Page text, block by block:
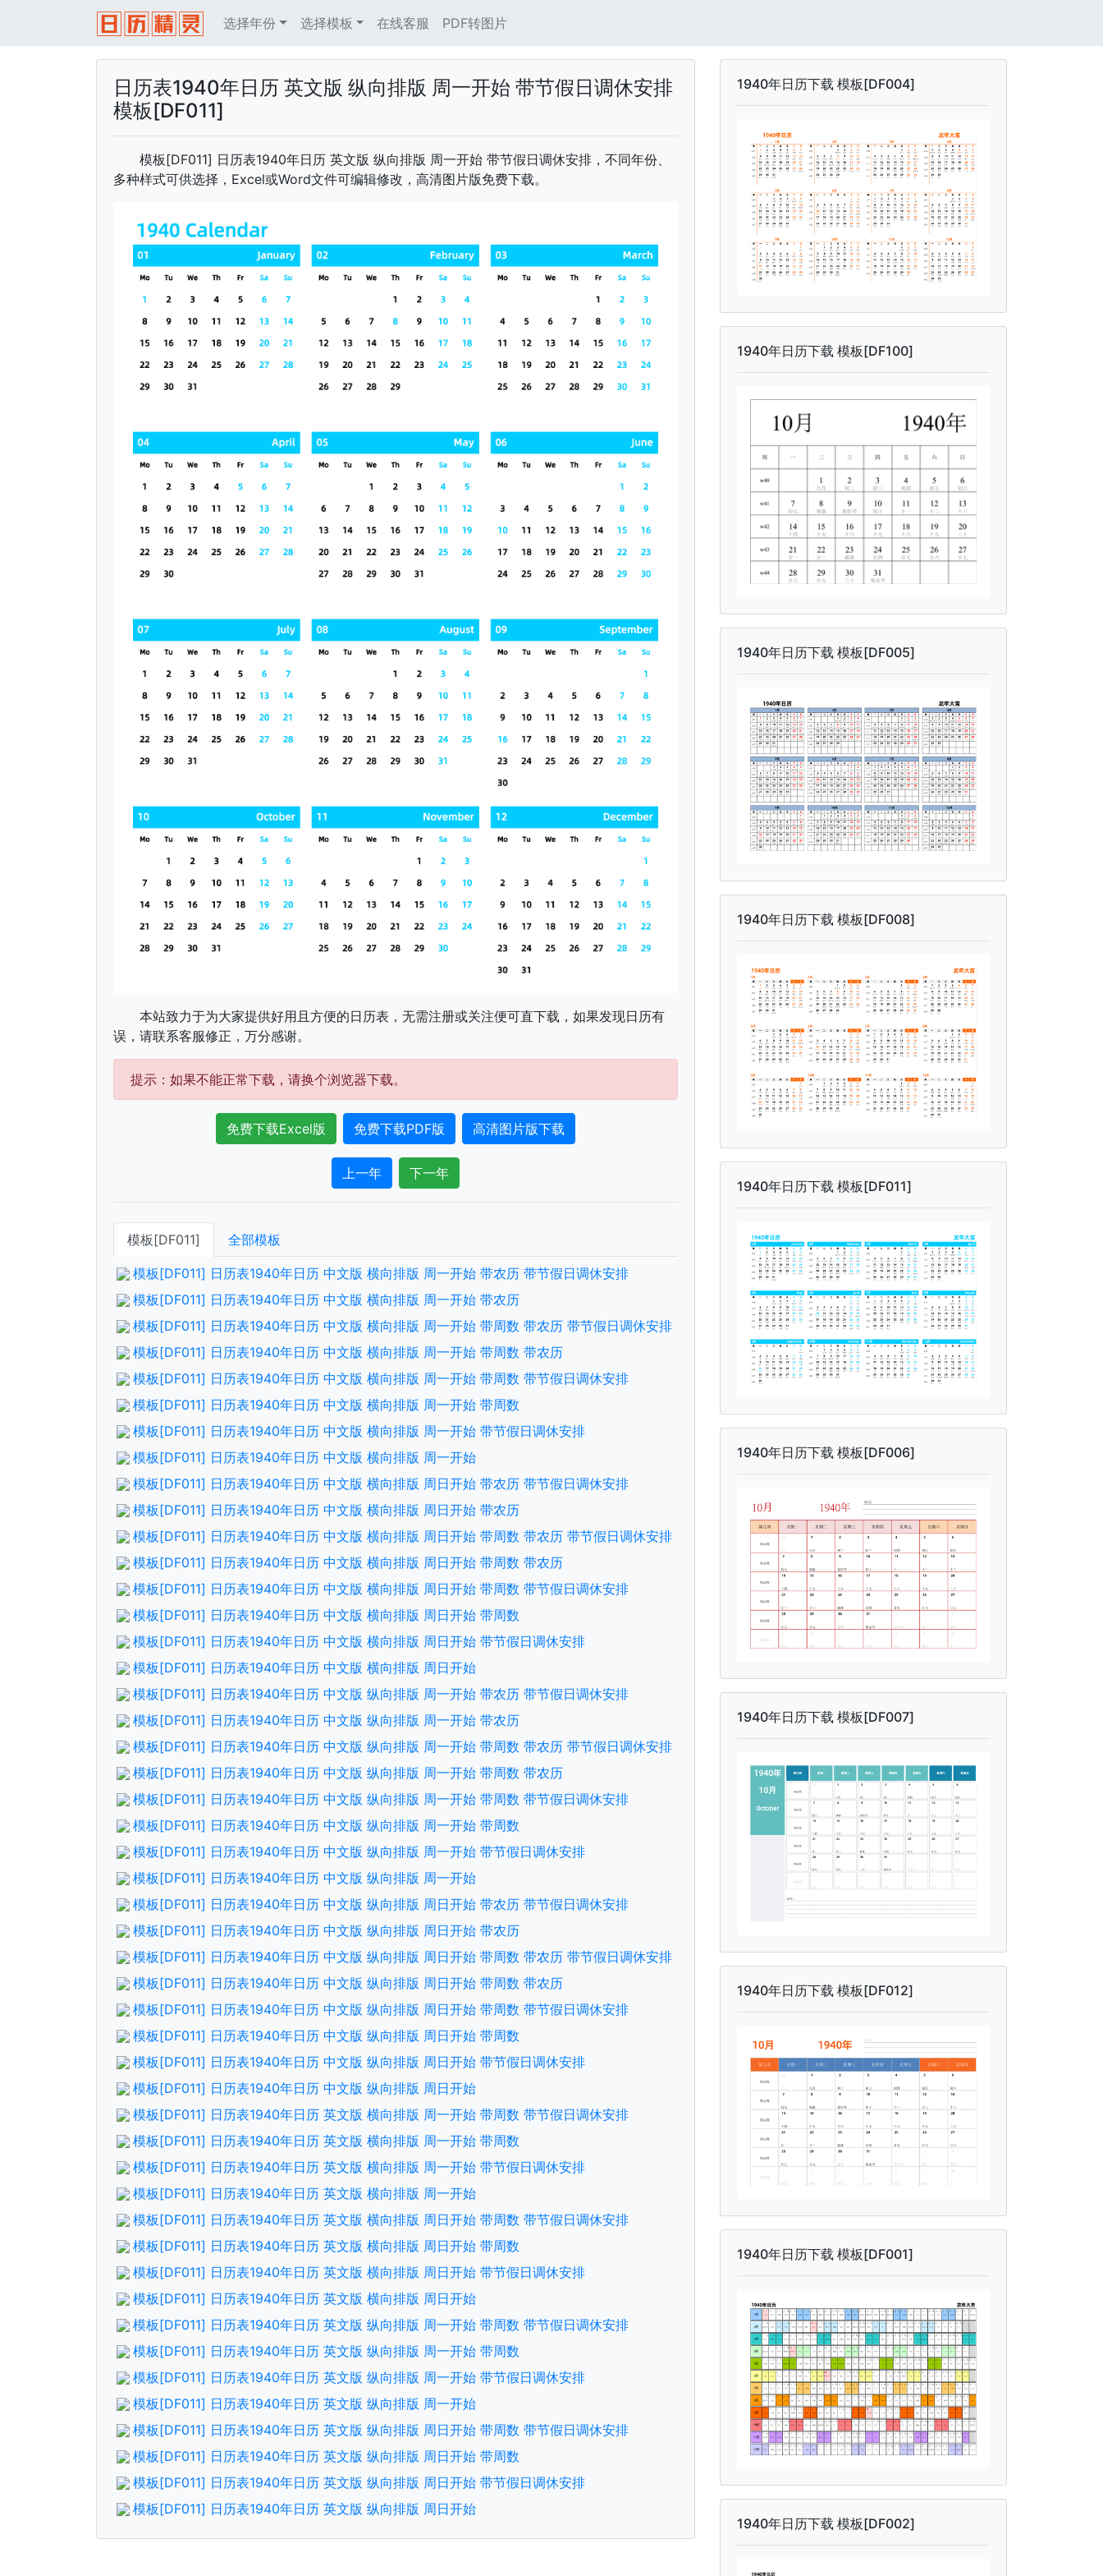
选择年份 选择模板 在线客服 PDF转图片
日历表1940年日历 英文版 纵向排版 周一开始 带节假日调休安排
模板[DF011]
模板[DF011] 日历表1940年日历 英文版 纵向排版 周一开始 带节假日调休安排，不同年份、
多种样式可供选择，Excel或Word文件可编辑修改，高清图片版免费下载。
本站致力于为大家提供好用且方便的日历表，无需注册或关注便可直下载，如果发现日历有
误，请联系客服修正，万分感谢。
提示：如果不能正常下载，请换个浏览器下载。
免费下载Excel版 免费下载PDF版 高清图片版下载
上一年 下一年
模板[DF011] 全部模板
模板[DF011] 日历表1940年日历 中文版 横向排版 周一开始 带农历 带节假日调休安排
模板[DF011] 日历表1940年日历 中文版 横向排版 周一开始 带农历
模板[DF011] 日历表1940年日历 中文版 横向排版 周一开始 带周数 带农历 带节假日调休安排
模板[DF011] 日历表1940年日历 中文版 横向排版 周一开始 带周数 带农历
模板[DF011] 日历表1940年日历 中文版 横向排版 周一开始 带周数 带节假日调休安排
模板[DF011] 日历表1940年日历 中文版 横向排版 周一开始 带周数
模板[DF011] 日历表1940年日历 中文版 横向排版 周一开始 带节假日调休安排
模板[DF011] 日历表1940年日历 中文版 横向排版 周一开始
模板[DF011] 日历表1940年日历 中文版 横向排版 周日开始 带农历 带节假日调休安排
模板[DF011] 日历表1940年日历 中文版 横向排版 周日开始 带农历
模板[DF011] 日历表1940年日历 中文版 横向排版 周日开始 带周数 带农历 带节假日调休安排
模板[DF011] 日历表1940年日历 中文版 横向排版 周日开始 带周数 带农历
模板[DF011] 日历表1940年日历 中文版 横向排版 周日开始 带周数 带节假日调休安排
模板[DF011] 日历表1940年日历 中文版 横向排版 周日开始 带周数
模板[DF011] 日历表1940年日历 中文版 横向排版 周日开始 带节假日调休安排
模板[DF011] 日历表1940年日历 中文版 横向排版 周日开始
模板[DF011] 日历表1940年日历 中文版 纵向排版 周一开始 带农历 带节假日调休安排
模板[DF011] 日历表1940年日历 中文版 纵向排版 周一开始 带农历
模板[DF011] 日历表1940年日历 中文版 纵向排版 周一开始 带周数 带农历 带节假日调休安排
模板[DF011] 日历表1940年日历 中文版 纵向排版 周一开始 带周数 带农历
模板[DF011] 日历表1940年日历 中文版 纵向排版 周一开始 带周数 带节假日调休安排
模板[DF011] 日历表1940年日历 中文版 纵向排版 周一开始 带周数
模板[DF011] 日历表1940年日历 中文版 纵向排版 周一开始 带节假日调休安排
模板[DF011] 日历表1940年日历 中文版 纵向排版 周一开始
模板[DF011] 日历表1940年日历 中文版 纵向排版 周日开始 带农历 带节假日调休安排
模板[DF011] 日历表1940年日历 中文版 纵向排版 周日开始 带农历
模板[DF011] 日历表1940年日历 中文版 纵向排版 周日开始 带周数 带农历 带节假日调休安排
模板[DF011] 日历表1940年日历 中文版 纵向排版 周日开始 带周数 带农历
模板[DF011] 日历表1940年日历 中文版 纵向排版 周日开始 带周数 带节假日调休安排
模板[DF011] 日历表1940年日历 中文版 纵向排版 周日开始 带周数
模板[DF011] 日历表1940年日历 中文版 纵向排版 周日开始 带节假日调休安排
模板[DF011] 日历表1940年日历 中文版 纵向排版 周日开始
模板[DF011] 日历表1940年日历 英文版 横向排版 周一开始 带周数 带节假日调休安排
模板[DF011] 日历表1940年日历 英文版 横向排版 周一开始 带周数
模板[DF011] 日历表1940年日历 英文版 横向排版 周一开始 带节假日调休安排
模板[DF011] 日历表1940年日历 英文版 横向排版 周一开始
模板[DF011] 日历表1940年日历 英文版 横向排版 周日开始 带周数 带节假日调休安排
模板[DF011] 日历表1940年日历 英文版 横向排版 周日开始 带周数
模板[DF011] 日历表1940年日历 英文版 横向排版 周日开始 带节假日调休安排
模板[DF011] 日历表1940年日历 英文版 横向排版 周日开始
模板[DF011] 日历表1940年日历 英文版 纵向排版 周一开始 带周数 带节假日调休安排
模板[DF011] 日历表1940年日历 英文版 纵向排版 周一开始 带周数
模板[DF011] 日历表1940年日历 英文版 纵向排版 周一开始 带节假日调休安排
模板[DF011] 日历表1940年日历 英文版 纵向排版 周一开始
模板[DF011] 日历表1940年日历 英文版 纵向排版 周日开始 带周数 带节假日调休安排
模板[DF011] 日历表1940年日历 英文版 纵向排版 周日开始 带周数
模板[DF011] 日历表1940年日历 英文版 纵向排版 周日开始 带节假日调休安排
模板[DF011] 日历表1940年日历 英文版 纵向排版 周日开始
1940年日历下载 模板[DF004]
1940年日历下载 模板[DF100]
1940年日历下载 模板[DF005]
1940年日历下载 模板[DF008]
1940年日历下载 模板[DF011]
1940年日历下载 模板[DF006]
1940年日历下载 模板[DF007]
1940年日历下载 模板[DF012]
1940年日历下载 模板[DF001]
1940年日历下载 模板[DF002]